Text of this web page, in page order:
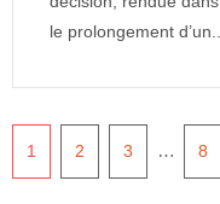
le prolongement d’un...
1 2 3 … 8